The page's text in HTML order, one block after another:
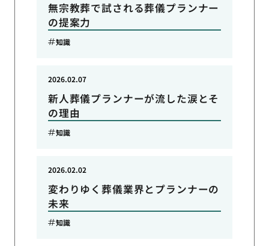
無宗教葬で試される葬儀プランナー
の提案力
知識
新人葬儀プランナーが流した涙とそ
の理由
2026.02.07
知識
変わりゆく葬儀業界とプランナーの
未来
2026.02.02
知識